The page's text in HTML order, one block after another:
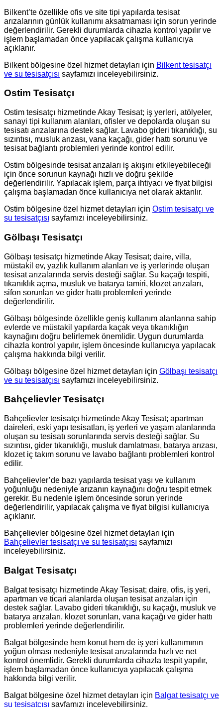
Bilkent’te özellikle ofis ve site tipi yapılarda tesisat
arızalarının günlük kullanımı aksatmaması için sorun yerinde
değerlendirilir. Gerekli durumlarda cihazla kontrol yapılır ve
işlem başlamadan önce yapılacak çalışma kullanıcıya
açıklanır.
Bilkent bölgesine özel hizmet detayları için Bilkent tesisatçı
ve su tesisatçısı sayfamızı inceleyebilirsiniz.
Ostim Tesisatçı
Ostim tesisatçı hizmetinde Akay Tesisat; iş yerleri, atölyeler,
sanayi tipi kullanım alanları, ofisler ve depolarda oluşan su
tesisatı arızalarına destek sağlar. Lavabo gideri tıkanıklığı, su
sızıntısı, musluk arızası, vana kaçağı, gider hattı sorunu ve
tesisat bağlantı problemleri yerinde kontrol edilir.
Ostim bölgesinde tesisat arızaları iş akışını etkileyebileceği
için önce sorunun kaynağı hızlı ve doğru şekilde
değerlendirilir. Yapılacak işlem, parça ihtiyacı ve fiyat bilgisi
çalışma başlamadan önce kullanıcıya net olarak aktarılır.
Ostim bölgesine özel hizmet detayları için Ostim tesisatçı ve
su tesisatçısı sayfamızı inceleyebilirsiniz.
Gölbaşı Tesisatçı
Gölbaşı tesisatçı hizmetinde Akay Tesisat; daire, villa,
müstakil ev, yazlık kullanım alanları ve iş yerlerinde oluşan
tesisat arızalarında servis desteği sağlar. Su kaçağı tespiti,
tıkanıklık açma, musluk ve batarya tamiri, klozet arızaları,
sifon sorunları ve gider hattı problemleri yerinde
değerlendirilir.
Gölbaşı bölgesinde özellikle geniş kullanım alanlarına sahip
evlerde ve müstakil yapılarda kaçak veya tıkanıklığın
kaynağını doğru belirlemek önemlidir. Uygun durumlarda
cihazla kontrol yapılır, işlem öncesinde kullanıcıya yapılacak
çalışma hakkında bilgi verilir.
Gölbaşı bölgesine özel hizmet detayları için Gölbaşı tesisatçı
ve su tesisatçısı sayfamızı inceleyebilirsiniz.
Bahçelievler Tesisatçı
Bahçelievler tesisatçı hizmetinde Akay Tesisat; apartman
daireleri, eski yapı tesisatları, iş yerleri ve yaşam alanlarında
oluşan su tesisatı sorunlarında servis desteği sağlar. Su
sızıntısı, gider tıkanıklığı, musluk damlatması, batarya arızası,
klozet iç takım sorunu ve lavabo bağlantı problemleri kontrol
edilir.
Bahçelievler’de bazı yapılarda tesisat yaşı ve kullanım
yoğunluğu nedeniyle arızanın kaynağını doğru tespit etmek
gerekir. Bu nedenle işlem öncesinde sorun yerinde
değerlendirilir, yapılacak çalışma ve fiyat bilgisi kullanıcıya
açıklanır.
Bahçelievler bölgesine özel hizmet detayları için
Bahçelievler tesisatçı ve su tesisatçısı sayfamızı
inceleyebilirsiniz.
Balgat Tesisatçı
Balgat tesisatçı hizmetinde Akay Tesisat; daire, ofis, iş yeri,
apartman ve ticari alanlarda oluşan tesisat arızaları için
destek sağlar. Lavabo gideri tıkanıklığı, su kaçağı, musluk ve
batarya arızaları, klozet sorunları, vana kaçağı ve gider hattı
problemleri yerinde değerlendirilir.
Balgat bölgesinde hem konut hem de iş yeri kullanımının
yoğun olması nedeniyle tesisat arızalarında hızlı ve net
kontrol önemlidir. Gerekli durumlarda cihazla tespit yapılır,
işlem başlamadan önce kullanıcıya yapılacak çalışma
hakkında bilgi verilir.
Balgat bölgesine özel hizmet detayları için Balgat tesisatçı ve
su tesisatçısı sayfamızı inceleyebilirsiniz.